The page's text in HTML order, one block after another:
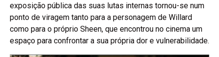
exposição pública das suas lutas internas tornou-se num
ponto de viragem tanto para a personagem de Willard
como para o próprio Sheen, que encontrou no cinema um
espaço para confrontar a sua própria dor e vulnerabilidade.